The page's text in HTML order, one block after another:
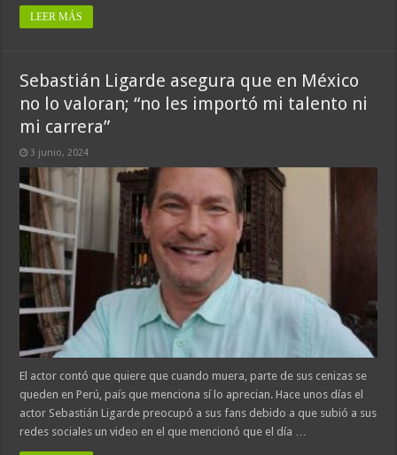
LEER MÁS
Sebastián Ligarde asegura que en México
no lo valoran; “no les importó mi talento ni
mi carrera”
3 junio, 2024
El actor contó que quiere que cuando muera, parte de sus cenizas se
queden en Perú, país que menciona sí lo aprecian. Hace unos días el
actor Sebastián Ligarde preocupó a sus fans debido a que subió a sus
redes sociales un video en el que mencionó que el día …